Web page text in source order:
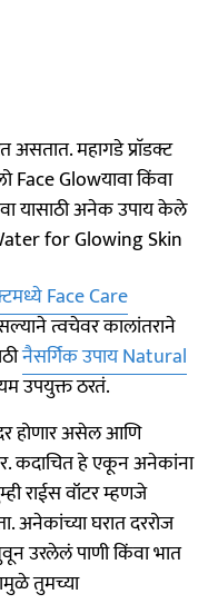
महागडे प्राॅडक्ट
Face Glowयावा किंवा
यासाठी अनेक उपाय केले
for Glowing Skin
Face Care
त्वचेवर कालांतराने
नैसर्गिक उपाय Natural
उपयुक्त ठरतं.
होणार असेल आणि
कदाचित हे एकून अनेकांना
राईस वॉटर म्हणजे
अनेकांच्या घरात दररोज
उरलेलं पाणी किंवा भात
तुमच्या